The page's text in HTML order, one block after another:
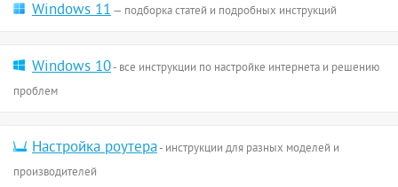
Windows 11— подборка статей и подробных инструкций
Windows 10- все инструкции по настройке интернета и решению
проблем
Настройка роутера- инструкции для разных моделей и
производителей